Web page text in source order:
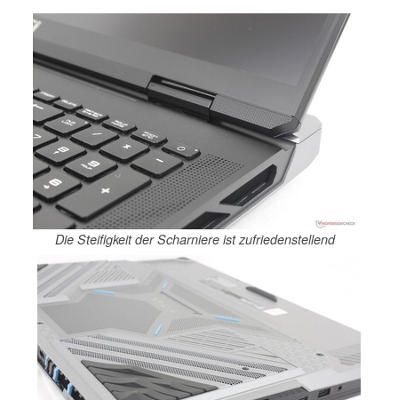
Die Steifigkeit der Scharniere ist zufriedenstellend